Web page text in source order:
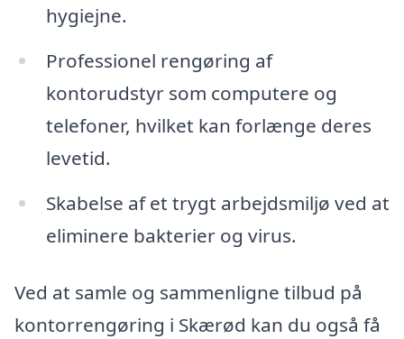
hygiejne.
Professionel rengøring af
kontorudstyr som computere og
telefoner, hvilket kan forlænge deres
levetid.
Skabelse af et trygt arbejdsmiljø ved at
eliminere bakterier og virus.
Ved at samle og sammenligne tilbud på
kontorrengøring i Skærød kan du også få